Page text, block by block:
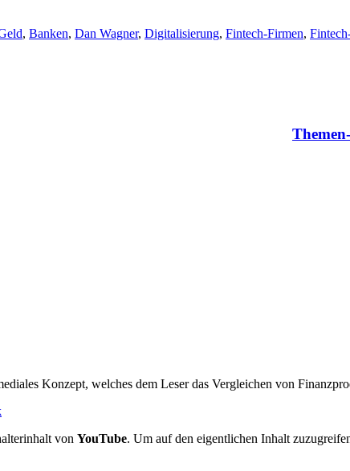
, Banken, Dan Wagner, Digitalisierung, Fintech-Firmen,
Konzept, welches dem Leser das Vergleichen von
von YouTube. Um auf den eigentlichen Inhalt